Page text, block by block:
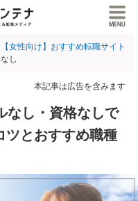
【女性向け】おすすめ転職サイト
し
本記事は広告を含みます
なし・資格なしで
ツとおすすめ職種